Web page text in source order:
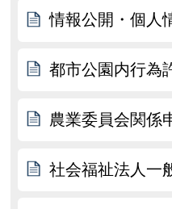
情報公開・個人
都市公園内行為
農業委員会関係
社会福祉法人一